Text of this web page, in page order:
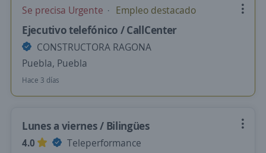
Se precisa Urgente Empleo destacado
Ejecutivo telefónico / CallCenter
CONSTRUCTORA RAGONA
Puebla, Puebla
Hace 3 días
Lunes a viernes / Bilingües
4.0
Teleperformance